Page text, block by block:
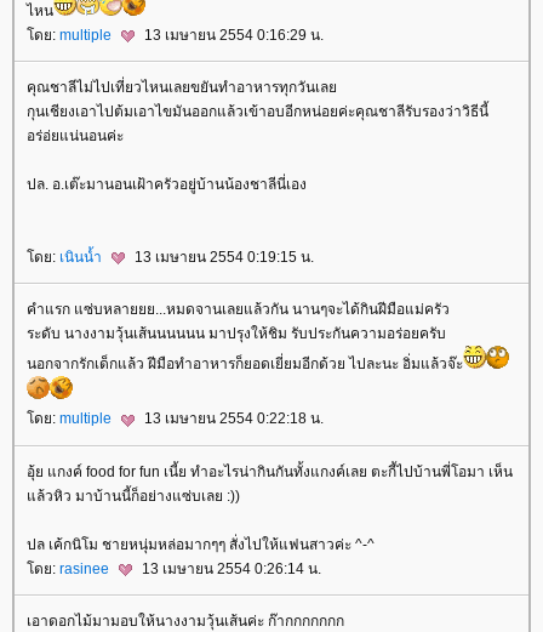
ไหน
ดย: multiple 13 เมษายน 2554 0:16:29 น.
คุณชาลีไม่ไปเที่ยวไหนเลยขยันทำอาหารทุกวันเล
กุนเชียงเอาไปต้มเอาไขมันออกแล้วเข้าอบอีกหน่อยค่ะคุณชาลีรับรองว่าวิธีนี้
อร่อ่ยแน่นอนค่ะ
ปล. อ.เต๊ะมานอนเฝ้าครัวอยู่บ้านน้องชาลีนี่เอง
ดย: เนินน้ำ 13 เมษายน 2554 0:19:15 น.
คำแรก แซ่บหลายยย...หมดจานเลยแล้วกัน นานๆจะได้กินฝีมือแม่ครัว
ระดับ นางงามวุ้นเส้นนนนนน มาปรุงให้ชิม รับประกันความอร่อยครับ
นอกจากรักเด็กแล้ว ฝีมือทำอาหารก็ยอดเยี่ยมอีกด้วย ไปละนะ อิ่มแล้วจ๊ะ
ดย: multiple 13 เมษายน 2554 0:22:18 น.
อุ้ย แกงค์ food for fun เนี้ย ทำอะไรน่ากินกันทั้งแกงค์เลย ตะกี้ไปบ้านพี่โอมา เห็น
ล้วหิว มาบ้านนี้ก็อย่างแซ่บเลย :))
ปล เค้กนิโม ชายหนุ่มหล่อมากๆๆ สั่งไปให้แฟนสาวค่ะ ^-^
ดย: rasinee 13 เมษายน 2554 0:26:14 น.
เอาดอกไม้มามอบให้นางงามวุ้นเส้นค่ะ ก๊ากกกกกกก